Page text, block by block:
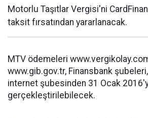
Motorlu Taşıtlar Vergisi'ni
taksit fırsatından yararlanacak.
MTV ödemeleri
www.gib.gov.tr, Finansbank
internet şubesinden 31 Ocak
gerçekleştirilebilecek.